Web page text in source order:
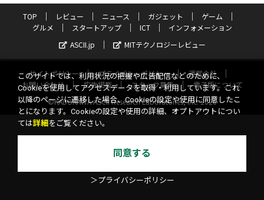
TOP レビュー ニュース ガジェット
ゲーム
グルメ
スタートアップ ICT
インフォメーション
ASCII.jp
MITテクノロジーレビュー
サイトポリシー プライバシーポリシー
運営会社
お問い合わせ
広告掲載 スタッフ募集
電子版について
©KADOKAWA ASCII Research Laboratories, Inc. 2026
このサイトでは、利用状況の把握や広告配信などのために、
Cookieを使用してアクセスデータを取得・利用しています。これ
以降のページに遷移した場合、Cookieの設定や使用に同意したこ
とになります。Cookieの設定や使用の詳細、オプトアウトについ
ては詳細 をご覧ください。
同意する
＞プライバシーポリシー